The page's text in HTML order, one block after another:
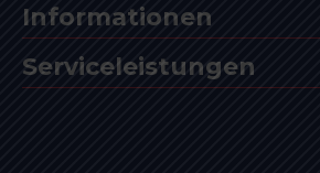
Informationen
Serviceleistungen